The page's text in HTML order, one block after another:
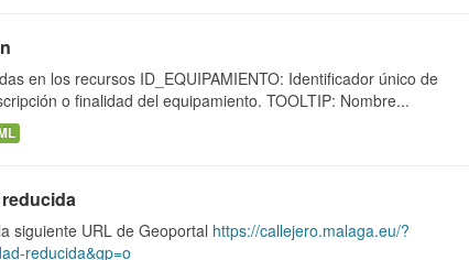
en los recursos ID_EQUIPAMIENTO: Identificador único de
o finalidad del equipamiento. TOOLTIP: Nombre...
siguiente URL de Geoportal https://callejero.malaga.eu/?
reducida&gp=o